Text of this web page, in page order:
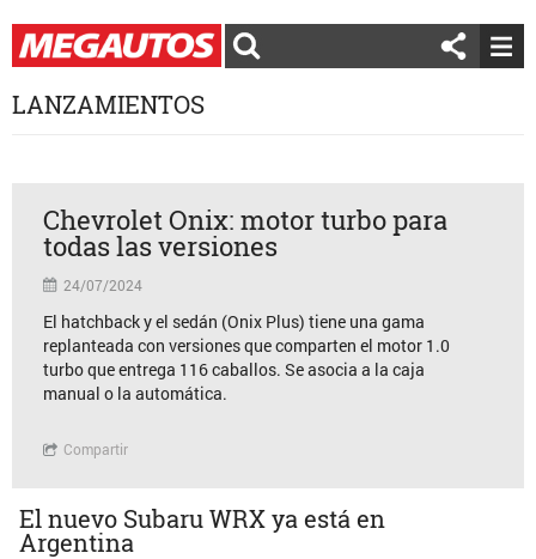
LANZAMIENTOS
Chevrolet Onix: motor turbo para
todas las versiones
24/07/2024
El hatchback y el sedán (Onix Plus) tiene una gama
replanteada con versiones que comparten el motor 1.0
turbo que entrega 116 caballos. Se asocia a la caja
manual o la automática.
Compartir
El nuevo Subaru WRX ya está en
Argentina